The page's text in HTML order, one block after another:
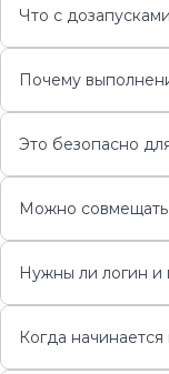
Что с
Почему
Это безопасно
Можно совмещать
Нужны ли логин и
Когда